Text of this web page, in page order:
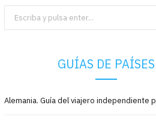
Search
for:
GUÍAS DE PAÍSES
Alemania. Guía del viajero independiente